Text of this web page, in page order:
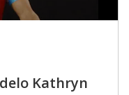
Kathryn